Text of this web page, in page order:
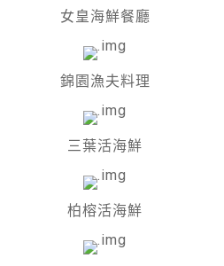
女皇海鮮餐廳
錦園漁夫料理
三葉活海鮮
柏榕活海鮮